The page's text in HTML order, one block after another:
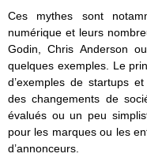
Ces mythes sont
numérique et leurs
Godin, Chris Anderson
quelques exemples. Le
d’exemples de startups
des changements de
évalués ou un peu
pour les marques ou les
d’annonceurs.